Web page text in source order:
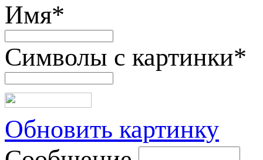
Имя*
Символы с картинки*
Обновить картинку